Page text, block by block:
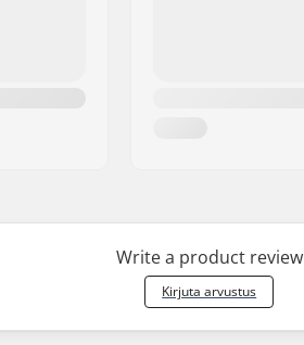
Write a product review
Kirjuta arvustus